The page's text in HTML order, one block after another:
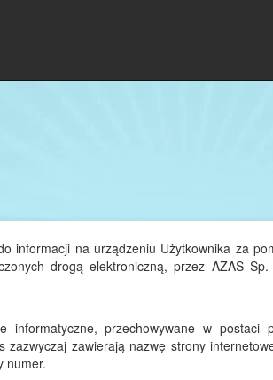
informacji na urządzeniu Użytkownika za
drogą elektroniczną, przez AZAS
przechowywane w postaci
zawierają nazwę strony
numer.